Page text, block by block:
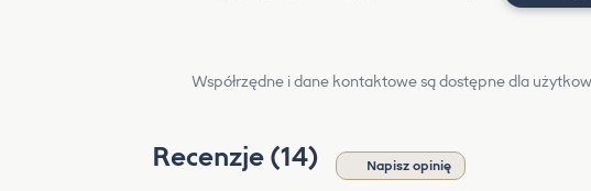
Współrzędne i dane kontaktowe są dostępne dla
Recenzje (14) Napisz opinię